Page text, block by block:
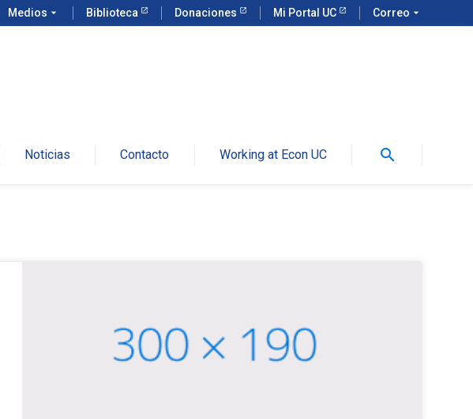
Medios arrow_drop_down Biblioteca Donaciones Mi Portal UC Correo arrow_drop_down
Noticias Contacto Working at Econ UC search